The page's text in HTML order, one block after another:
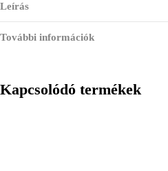
Leírás
További információk
Kapcsolódó termékek